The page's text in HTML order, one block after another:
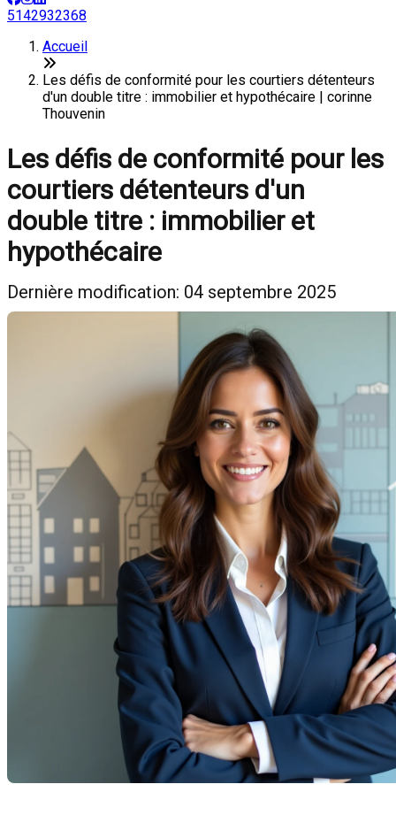
5142932368
Accueil
Les défis de conformité pour les courtiers détenteurs
d'un double titre : immobilier et hypothécaire | corinne
Thouvenin
Les défis de conformité pour les
courtiers détenteurs d'un
double titre : immobilier et
hypothécaire
Dernière modification: 04 septembre 2025